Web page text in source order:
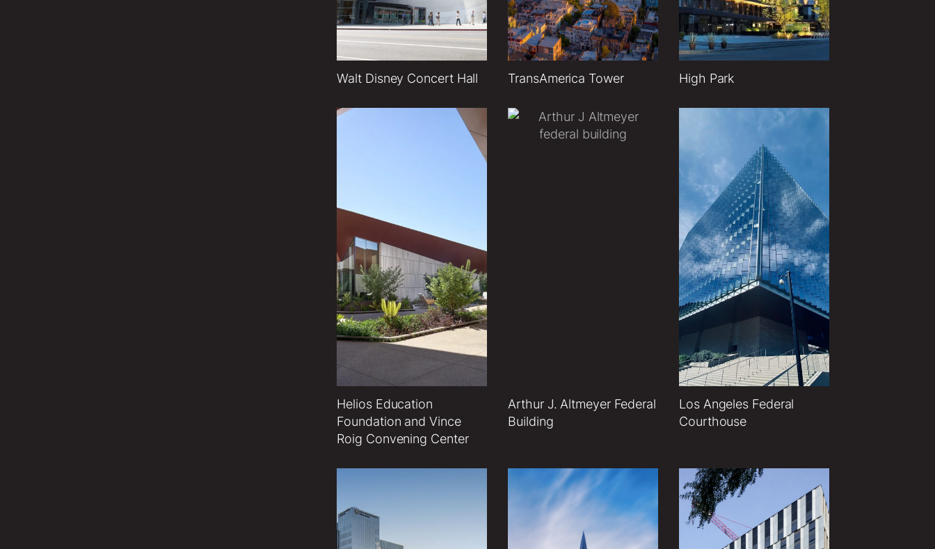
Walt Disney Concert Hall TransAmerica Tower High Park
Helios Education
Foundation and Vince
Roig Convening Center
Arthur J. Altmeyer Federal
Building
Los Angeles Federal
Courthouse